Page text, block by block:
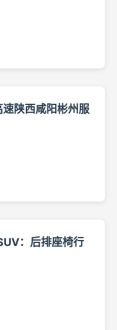
陕西咸阳彬州服
：后排座椅行